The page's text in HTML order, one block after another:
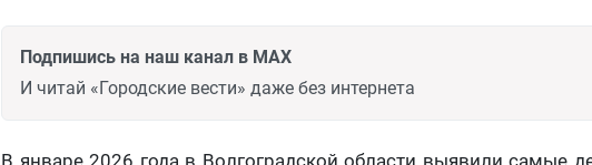
Подпишись на наш канал в MAX
И читай «Городские вести» даже без интернета